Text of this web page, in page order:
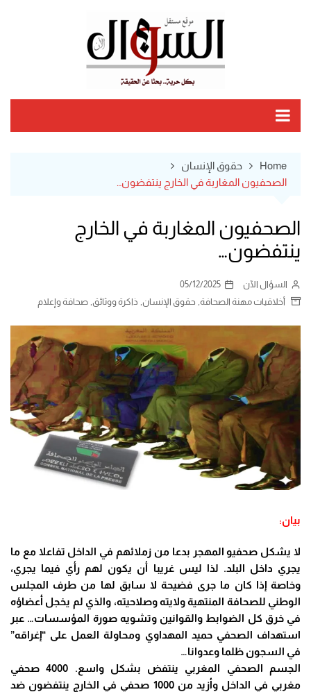
Home
حقوق الإنسان
الصحفيون المغاربة في الخارج ينتفضون…
الصحفيون المغاربة في الخارج
ينتفضون…
السؤال الآن
05/12/2025
أخلاقيات مهنة الصحافة حقوق الإنسان ذاكرة ووثائق صحافة وإعلام
بيان:
لا يشكل صحفيو المهجر بدعا من زملائهم في الداخل تفاعلا مع ما
يجري داخل البلد. لذا ليس غريبا أن يكون لهم رأي فيما يجري،
وخاصة إذا كان ما جرى فضيحة لا سابق لها من طرف المجلس
الوطني للصحافة المنتهية ولايته وصلاحيته، والذي لم يخجل أعضاؤه
في خرق كل الضوابط والقوانين وتشويه صورة المؤسسات… عبر
استهداف الصحفي حميد المهداوي ومحاولة العمل على “إغراقه”
في السجون ظلما وعدوانا…
الجسم الصحفي المغربي ينتفض بشكل واسع. 4000 صحفي
مغربي في الداخل وأزيد من 1000 صحفي في الخارج ينتفضون ضد